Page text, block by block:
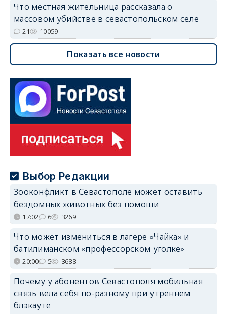
Что местная жительница рассказала о
массовом убийстве в севастопольском селе
21 10059
Показать все новости
Выбор Редакции
Зооконфликт в Севастополе может оставить
бездомных животных без помощи
17:02 6 3269
Что может измениться в лагере «Чайка» и
батилиманском «профессорском уголке»
20:00 5 3688
Почему у абонентов Севастополя мобильная
связь вела себя по-разному при утреннем
блэкауте